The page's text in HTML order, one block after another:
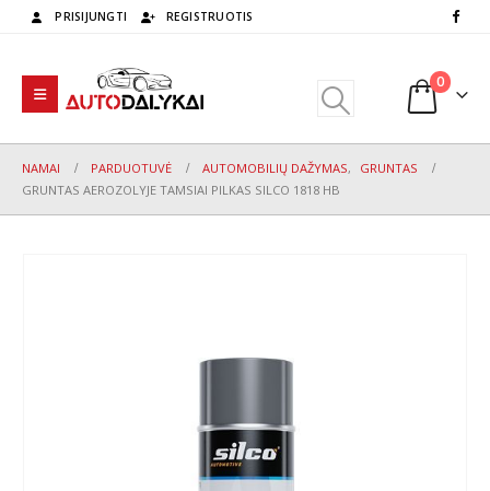
PRISIJUNGTI REGISTRUOTIS
0
NAMAI PARDUOTUVĖ AUTOMOBILIŲ DAŽYMAS,
GRUNTAS
GRUNTAS AEROZOLYJE TAMSIAI PILKAS SILCO 1818 HB